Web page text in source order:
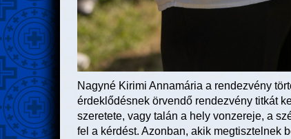
Nagyné Kirimi Annamária a rendezvény
érdeklődésnek örvendő rendezvény titkát
szeretete, vagy talán a hely vonzereje, a
fel a kérdést. Azonban, akik megtisztelnek